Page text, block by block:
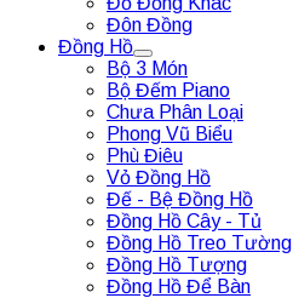
Đôn Đồng
Đồng Hồ
Bộ 3 Món
Bộ Đếm Piano
Chưa Phân Loại
Phong Vũ Biểu
Phù Điêu
Vỏ Đồng Hồ
Đế - Bệ Đồng Hồ
Đồng Hồ Cây - Tủ
Đồng Hồ Treo Tường
Đồng Hồ Tượng
Đồng Hồ Để Bàn